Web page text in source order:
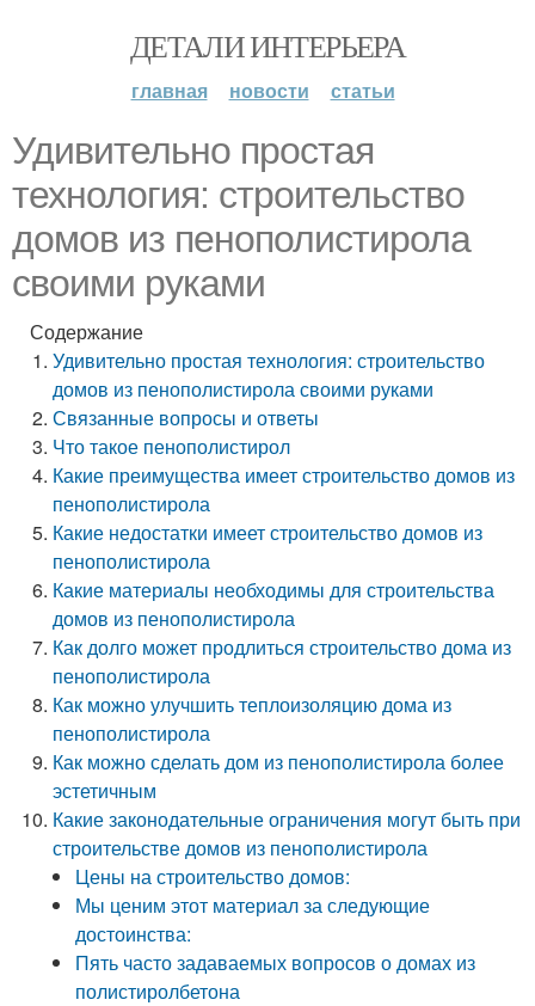
ДЕТАЛИ ИНТЕРЬЕРА
главная новости статьи
Удивительно простая
технология: строительство
домов из пенополистирола
своими руками
Содержание
Удивительно простая технология: строительство
домов из пенополистирола своими руками
Связанные вопросы и ответы
Что такое пенополистирол
Какие преимущества имеет строительство домов из
пенополистирола
Какие недостатки имеет строительство домов из
пенополистирола
Какие материалы необходимы для строительства
домов из пенополистирола
Как долго может продлиться строительство дома из
пенополистирола
Как можно улучшить теплоизоляцию дома из
пенополистирола
Как можно сделать дом из пенополистирола более
эстетичным
Какие законодательные ограничения могут быть при
строительстве домов из пенополистирола
Цены на строительство домов:
Мы ценим этот материал за следующие
достоинства:
Пять часто задаваемых вопросов о домах из
полистиролбетона